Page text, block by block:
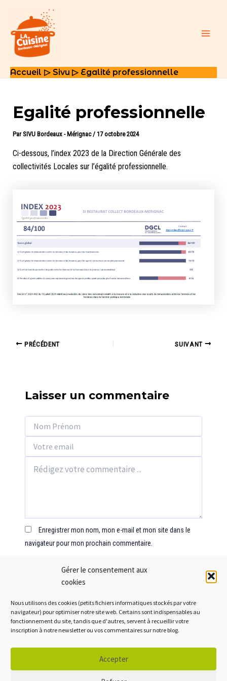
Gérer le consentement aux
cookies
Nous utilisons des cookies (petits fichiers informatiques stockés par votre
navigateur) pour optimiser notre site web. Certains sont indispensables au
fonctionnement du site, tandis que d'autres, servent à recueillir votre
inscription à notre newsletter ou vos commentaires sur notre blog.
Accepter
contenu
Menu
Accueil Sivu Egalité professionnelle
Egalité professionnelle
ParSIVU Bordeaux - Mérignac/ 17 octobre 2024
Ci-dessous, l’index 2023 de la Direction Générale des
collectivités Locales sur l’égalité professionnelle.
NavigationPRÉCÉDENT SUIVANT
Laisser un commentaire
Enregistrer mon nom, mon e-mail et mon site dans le
navigateur pour mon prochain commentaire.
Mentions légales
Crédits